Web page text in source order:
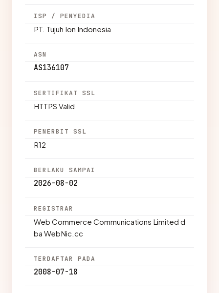
ISP / PENYEDIA
PT. Tujuh Ion Indonesia
ASN
AS136107
SERTIFIKAT SSL
HTTPS Valid
PENERBIT SSL
R12
BERLAKU SAMPAI
2026-08-02
REGISTRAR
Web Commerce Communications Limited d
ba WebNic.cc
TERDAFTAR PADA
2008-07-18